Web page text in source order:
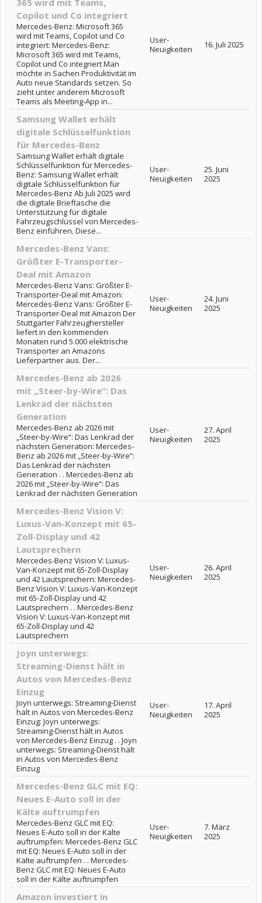
365 wird mit Teams,
Copilot und Co integriert
Mercedes-Benz: Microsoft 365
wird mit Teams, Copilot und Co
integriert: Mercedes-Benz:
Microsoft 365 wird mit Teams,
Copilot und Co integriert Man
möchte in Sachen Produktivität im
Auto neue Standards setzen. So
zieht unter anderem Microsoft
Teams als Meeting-App in...
User-
Neuigkeiten
16. Juli 2025
Samsung Wallet erhält
digitale Schlüsselfunktion
für Mercedes-Benz
Samsung Wallet erhält digitale
Schlüsselfunktion für Mercedes-
Benz: Samsung Wallet erhält
digitale Schlüsselfunktion für
Mercedes-Benz Ab Juli 2025 wird
die digitale Brieftasche die
Unterstützung für digitale
Fahrzeugschlüssel von Mercedes-
Benz einführen. Diese...
User-
Neuigkeiten
25. Juni
2025
Mercedes-Benz Vans:
Größter E-Transporter-
Deal mit Amazon
Mercedes-Benz Vans: Größter E-
Transporter-Deal mit Amazon:
Mercedes-Benz Vans: Größter E-
Transporter-Deal mit Amazon Der
Stuttgarter Fahrzeughersteller
liefert in den kommenden
Monaten rund 5.000 elektrische
Transporter an Amazons
Lieferpartner aus. Der...
User-
Neuigkeiten
24. Juni
2025
Mercedes-Benz ab 2026
mit „Steer-by-Wire“: Das
Lenkrad der nächsten
Generation
Mercedes-Benz ab 2026 mit
„Steer-by-Wire“: Das Lenkrad der
nächsten Generation: Mercedes-
Benz ab 2026 mit „Steer-by-Wire“:
Das Lenkrad der nächsten
Generation . . Mercedes-Benz ab
2026 mit „Steer-by-Wire“: Das
Lenkrad der nächsten Generation
User-
Neuigkeiten
27. April
2025
Mercedes-Benz Vision V:
Luxus-Van-Konzept mit 65-
Zoll-Display und 42
Lautsprechern
Mercedes-Benz Vision V: Luxus-
Van-Konzept mit 65-Zoll-Display
und 42 Lautsprechern: Mercedes-
Benz Vision V: Luxus-Van-Konzept
mit 65-Zoll-Display und 42
Lautsprechern . . Mercedes-Benz
Vision V: Luxus-Van-Konzept mit
65-Zoll-Display und 42
Lautsprechern
User-
Neuigkeiten
26. April
2025
Joyn unterwegs:
Streaming-Dienst hält in
Autos von Mercedes-Benz
Einzug
Joyn unterwegs: Streaming-Dienst
hält in Autos von Mercedes-Benz
Einzug: Joyn unterwegs:
Streaming-Dienst hält in Autos
von Mercedes-Benz Einzug . . Joyn
unterwegs: Streaming-Dienst hält
in Autos von Mercedes-Benz
Einzug
User-
Neuigkeiten
17. April
2025
Mercedes-Benz GLC mit EQ:
Neues E-Auto soll in der
Kälte auftrumpfen
Mercedes-Benz GLC mit EQ:
Neues E-Auto soll in der Kälte
auftrumpfen: Mercedes-Benz GLC
mit EQ: Neues E-Auto soll in der
Kälte auftrumpfen . . Mercedes-
Benz GLC mit EQ: Neues E-Auto
soll in der Kälte auftrumpfen
User-
Neuigkeiten
7. März
2025
Amazon investiert in